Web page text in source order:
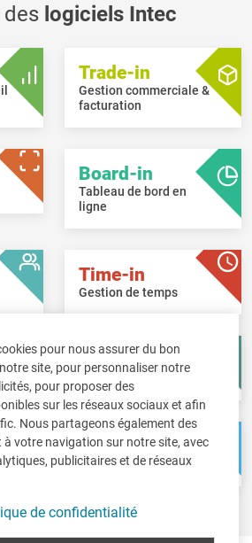
pour nous assurer du bon
site, pour personnaliser notre
pour proposer des
sur les réseaux sociaux et afin
Nous partageons également des
votre navigation sur notre site, avec
publicitaires et de réseaux
de confidentialité
logiciels Intec
Trade-in
Gestion commerciale &
facturation
Board-in
Tableau de bord en
ligne
Time-in
Gestion de temps
Account-in
Comptes annuels
Net-in
Solutions web